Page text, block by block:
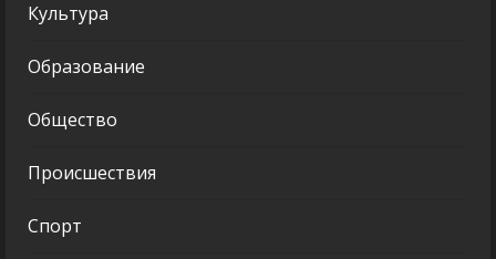
Культура
Образование
Общество
Происшествия
Спорт